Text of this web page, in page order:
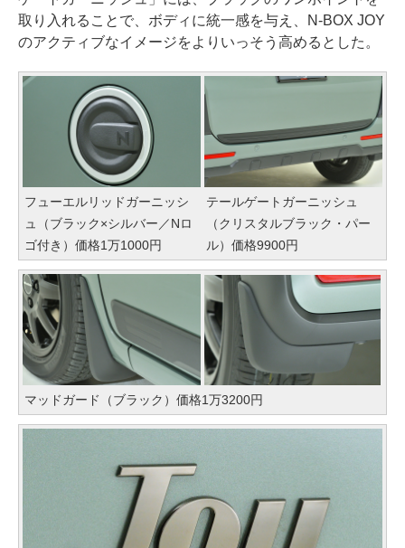
取り入れることで、ボディに統一感を与え、N-BOX JOY
のアクティブなイメージをよりいっそう高めるとした。
フューエルリッドガーニッシ
ュ（ブラック×シルバー／Nロ
ゴ付き）価格1万1000円
テールゲートガーニッシュ
（クリスタルブラック・パー
ル）価格9900円
マッドガード（ブラック）価格1万3200円